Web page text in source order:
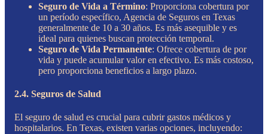
Seguro de Vida a Término: Proporciona cobertura por
un período específico, Agencia de Seguros en Texas
generalmente de 10 a 30 años. Es más asequible y es
ideal para quienes buscan protección temporal.
Seguro de Vida Permanente: Ofrece cobertura de por
vida y puede acumular valor en efectivo. Es más costoso,
pero proporciona beneficios a largo plazo.
2.4. Seguros de Salud
El seguro de salud es crucial para cubrir gastos médicos y
hospitalarios. En Texas, existen varias opciones, incluyendo: